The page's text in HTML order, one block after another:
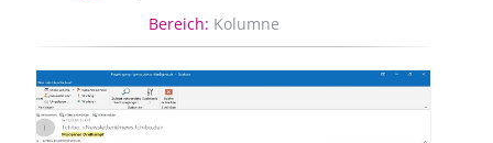
Bereich: Kolumne